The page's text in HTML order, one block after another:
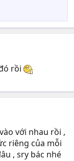
rồi
với nhau rồi ,
riêng của mỗi
, sry bác nhé